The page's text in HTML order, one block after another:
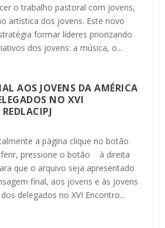
o trabalho pastoral com jovens,
artística dos jovens. Este novo
formar líderes priorizando
dos jovens: a música, o...
AOS JOVENS DA AMÉRICA
NO XVI
a página clique no botão
pressione o botão à direita
que o arquivo seja apresentado
final, aos jovens e às jovens
delegados no XVI Encontro...